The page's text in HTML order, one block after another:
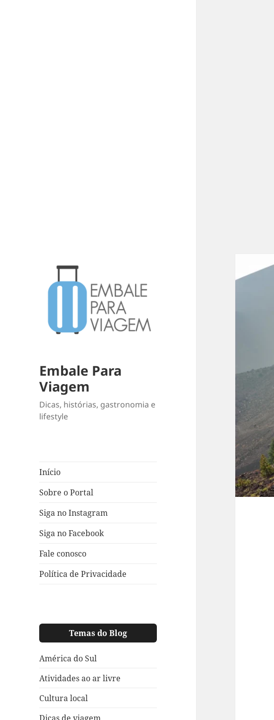
Embale Para
Viagem
Dicas, histórias, gastronomia e
lifestyle
Início
Sobre o Portal
Siga no Instagram
Siga no Facebook
Fale conosco
Política de Privacidade
Temas do Blog
América do Sul
Atividades ao ar livre
Cultura local